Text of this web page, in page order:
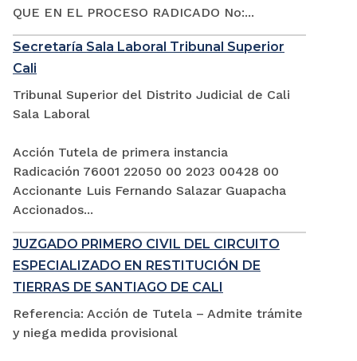
QUE EN EL PROCESO RADICADO No:...
Secretaría Sala Laboral Tribunal Superior
Cali
Tribunal Superior del Distrito Judicial de Cali
Sala Laboral
Acción Tutela de primera instancia
Radicación 76001 22050 00 2023 00428 00
Accionante Luis Fernando Salazar Guapacha
Accionados...
JUZGADO PRIMERO CIVIL DEL CIRCUITO
ESPECIALIZADO EN RESTITUCIÓN DE
TIERRAS DE SANTIAGO DE CALI
Referencia: Acción de Tutela – Admite trámite
y niega medida provisional